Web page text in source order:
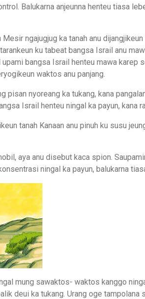
Balukarna anjeunna henteu tiasa
ngajugjug ka tanah anu
ku tabeat bangsa Israil anu
upami bangsa Israil henteu mawa karep
waktos anu panjang.
pisan nyoreang ka tukang, kana
Israil henteu ningal ka payun, kana
tanah Kanaan anu pinuh ku susu
aya anu disebut kaca spion.
ningal ka payun, balukarna
mung sawaktos- waktos kanggo
deui ka tukang. Urang oge